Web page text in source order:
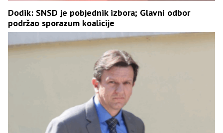
Dodik: SNSD je pobjednik izbora; Glavni odbor
podržao sporazum koalicije